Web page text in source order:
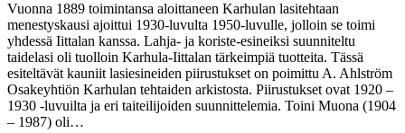
Vuonna 1889 toimintansa aloittaneen Karhulan lasitehtaan
menestyskausi ajoittui 1930-luvulta 1950-luvulle, jolloin se toimi
yhdessä Iittalan kanssa. Lahja- ja koriste-esineiksi suunniteltu
taidelasi oli tuolloin Karhula-Iittalan tärkeimpiä tuotteita. Tässä
esiteltävät kauniit lasiesineiden piirustukset on poimittu A. Ahlström
Osakeyhtiön Karhulan tehtaiden arkistosta. Piirustukset ovat 1920 –
1930 -luvuilta ja eri taiteilijoiden suunnittelemia. Toini Muona (1904
– 1987) oli…